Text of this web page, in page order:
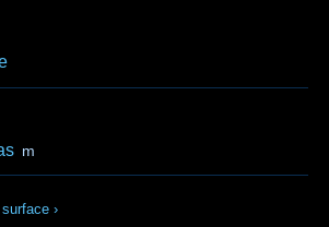
m
surface ›